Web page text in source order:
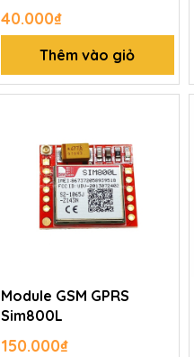
40.000₫
Thêm vào giỏ
Module GSM GPRS
Sim800L
150.000₫